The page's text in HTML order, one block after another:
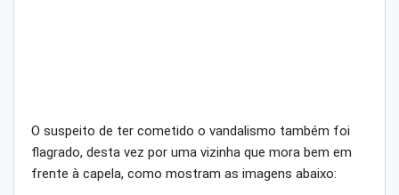
O suspeito de ter cometido o vandalismo também foi
flagrado, desta vez por uma vizinha que mora bem em
frente à capela, como mostram as imagens abaixo: